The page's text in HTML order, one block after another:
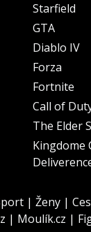
Starfield
GTA
Diablo IV
Forza
Fortnite
Call of
The Elder
Kingdome
| Ženy |
| Moulík.cz |